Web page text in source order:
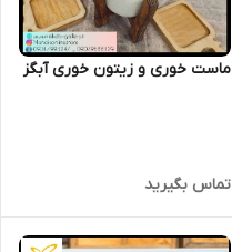
ماست خوری و زیتون خوری آبگز
تماس بگیرید